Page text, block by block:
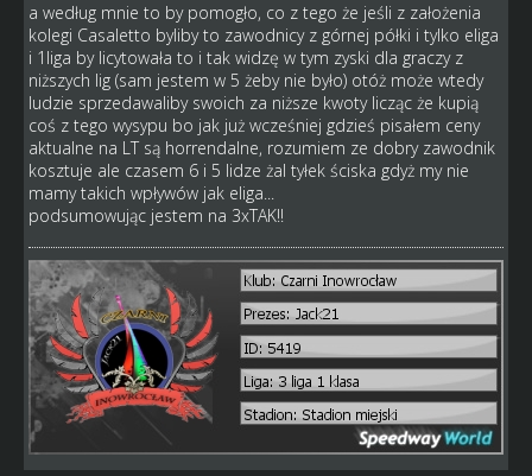
a według mnie to by pomogło, co z tego że jeśli z założenia
kolegi Casaletto byliby to zawodnicy z górnej półki i tylko eliga
i 1liga by licytowała to i tak widzę w tym zyski dla graczy z
niższych lig (sam jestem w 5 żeby nie było) otóż może wtedy
ludzie sprzedawaliby swoich za niższe kwoty licząc że kupią
coś z tego wysypu bo jak już wcześniej gdzieś pisałem ceny
aktualne na LT są horrendalne, rozumiem ze dobry zawodnik
kosztuje ale czasem 6 i 5 lidze żal tyłek ściska gdyż my nie
mamy takich wpływów jak eliga...
podsumowując jestem na 3xTAK!!